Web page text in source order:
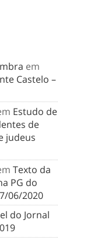
em
Castelo –
Estudo de
de
judeus
Texto da
PG do
06/2020
do Jornal